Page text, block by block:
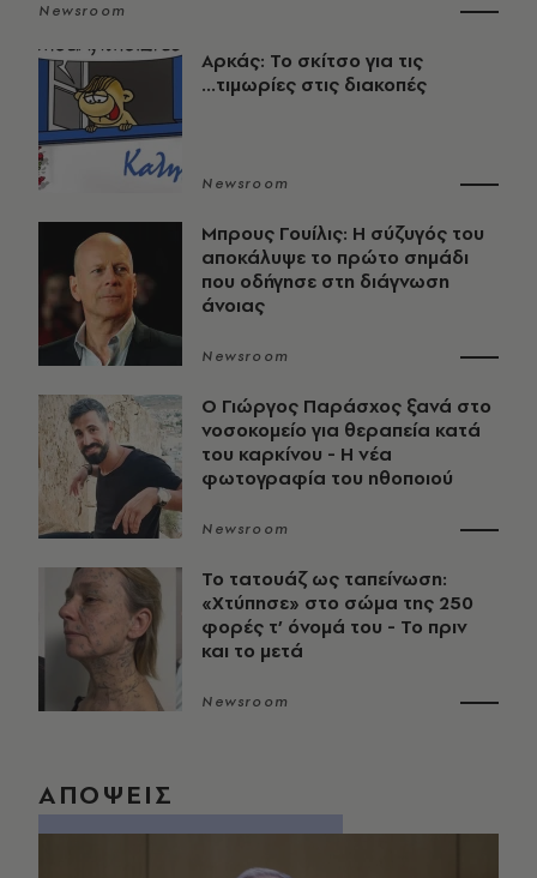
Newsroom
Αρκάς: Το σκίτσο για τις
...τιμωρίες στις διακοπές
Newsroom
Μπρους Γουίλις: Η σύζυγός του
αποκάλυψε το πρώτο σημάδι
που οδήγησε στη διάγνωση
άνοιας
Newsroom
O Γιώργος Παράσχος ξανά στο
νοσοκομείο για θεραπεία κατά
του καρκίνου - Η νέα
φωτογραφία του ηθοποιού
Newsroom
Το τατουάζ ως ταπείνωση:
«Χτύπησε» στο σώμα της 250
φορές τ’ όνομά του - Το πριν
και το μετά
Newsroom
ΑΠΟΨΕΙΣ